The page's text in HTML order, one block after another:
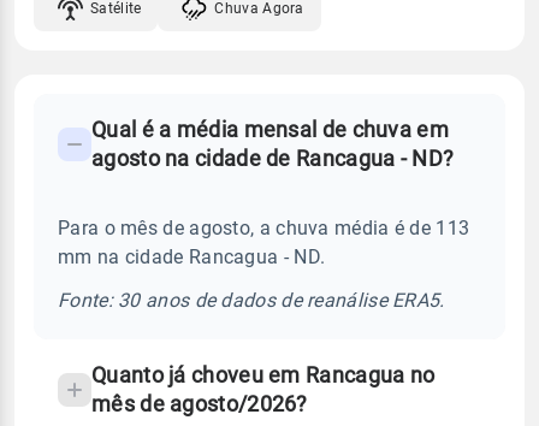
Satélite Chuva Agora
Perguntas
sobre
chuva
Qual é a média mensal de chuva em
agosto na cidade de Rancagua - ND?
Para o mês de agosto, a chuva média é de 113
mm na cidade Rancagua - ND.
Fonte: 30 anos de dados de reanálise ERA5.
Quanto já choveu em Rancagua no
mês de agosto/2026?